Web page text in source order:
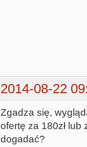
2014-08-22
Zgadza się,
ofertę za 180zł
dogadać?